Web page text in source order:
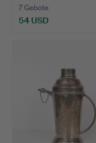
7 Gebote
54 USD